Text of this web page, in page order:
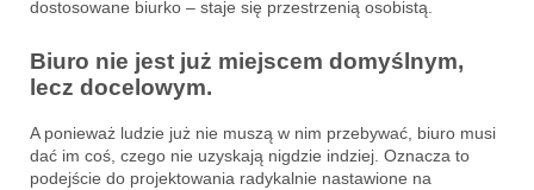
dostosowane biurko – staje się przestrzenią osobistą.
Biuro nie jest już miejscem domyślnym,
lecz docelowym.
A ponieważ ludzie już nie muszą w nim przebywać, biuro musi
dać im coś, czego nie uzyskają nigdzie indziej. Oznacza to
podejście do projektowania radykalnie nastawione na